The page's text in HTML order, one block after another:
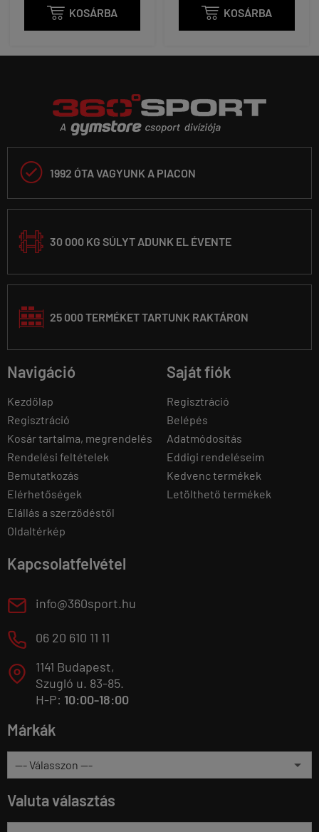
 KOSÁRBA  KOSÁRBA
 1992 ÓTA VAGYUNK A PIACON
30 000 KG SÚLYT ADUNK EL ÉVENTE
25 000 TERMÉKET TARTUNK RAKTÁRON
Navigáció
Kezdőlap
Regisztráció
Kosár tartalma, megrendelés
Rendelési feltételek
Bemutatkozás
Elérhetőségek
Elállás a szerződéstől
Oldaltérkép
Saját fiók
Regisztráció
Belépés
Adatmódosítás
Eddigi rendeléseim
Kedvenc termékek
Letölthető termékek
Kapcsolatfelvétel
E info@360sport.hu
M 06 20 610 11 11
T
1141 Budapest,
Szugló u. 83-85.
H-P: 10:00-18:00
Márkák
Valuta választás